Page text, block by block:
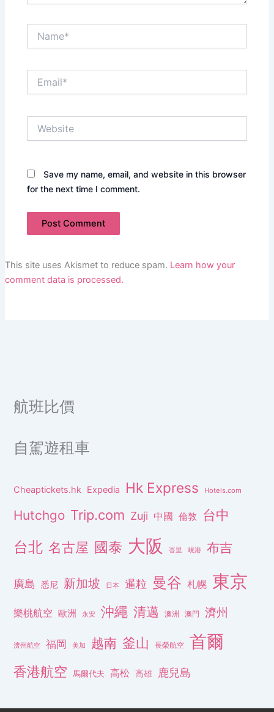
Save my name, email, and website in this browser
for the next time I comment.
This site uses Akismet to reduce spam. Learn how your
comment data is processed.
航班比價
自駕遊租車
Cheaptickets.hk Expedia Hk Express Hotels.com
Hutchgo Trip.com Zuji 中國 倫敦 台中
台北 名古屋 國泰 大阪 峇里 峴港 布吉
廣島 悉尼 新加坡 日本 暹粒 曼谷 札幌 東京
樂桃航空 歐洲 永安 沖繩 清邁 澳洲 澳門 濟州
濟州航空 福岡 美加 越南 釜山 長榮航空 首爾
香港航空 馬爾代夫 高松 高雄 鹿兒島